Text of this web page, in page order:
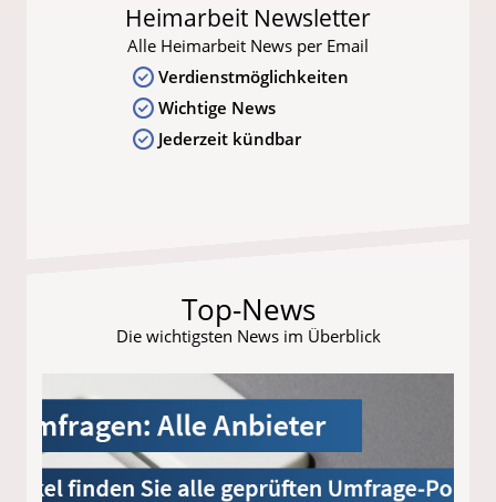
Heimarbeit Newsletter
Alle Heimarbeit News per Email
Verdienstmöglichkeiten
Wichtige News
Jederzeit kündbar
Top-News
Die wichtigsten News im Überblick